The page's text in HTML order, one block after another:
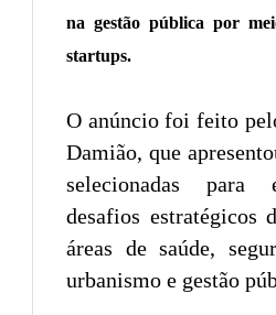
na gestão pública por
startups.
O anúncio foi feito
Damião, que
selecionadas para
desafios estratégicos
áreas de saúde,
urbanismo e gestão